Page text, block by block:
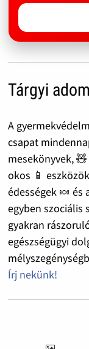
Tárgyi
A
csapat
mesekönyvek,
okos 📱
édességek 🍬
egyben szociális
gyakran
egészségügyi
Írj nekünk!